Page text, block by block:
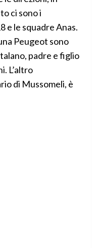
ci sono i
e le squadre Anas.
Peugeot sono
padre e figlio
L’altro
di Mussomeli, è